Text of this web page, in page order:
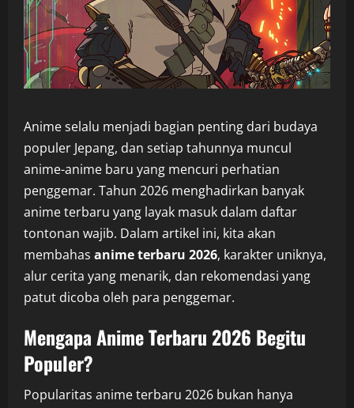
Anime selalu menjadi bagian penting dari budaya
populer Jepang, dan setiap tahunnya muncul
anime-anime baru yang mencuri perhatian
penggemar. Tahun 2026 menghadirkan banyak
anime terbaru yang layak masuk dalam daftar
tontonan wajib. Dalam artikel ini, kita akan
membahas anime terbaru 2026, karakter uniknya,
alur cerita yang menarik, dan rekomendasi yang
patut dicoba oleh para penggemar.
Mengapa Anime Terbaru 2026 Begitu
Populer?
Popularitas anime terbaru 2026 bukan hanya